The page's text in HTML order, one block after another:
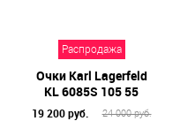
Распродажа
Очки Karl Lagerfeld
KL 6085S 105 55
19 200 руб. 24 000 руб.